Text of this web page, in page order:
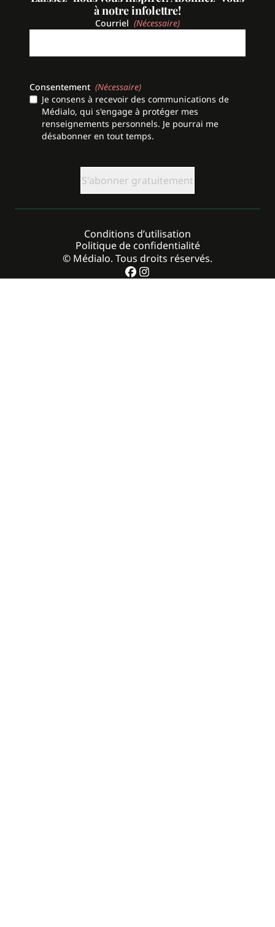
à notre infolettre!
Courriel (Nécessaire)
Consentement (Nécessaire)
Je consens à recevoir des communications de
Médialo, qui s'engage à protéger mes
renseignements personnels. Je pourrai me
désabonner en tout temps.
© Médialo. Tous droits réservés.
Conditions d’utilisation
Politique de confidentialité